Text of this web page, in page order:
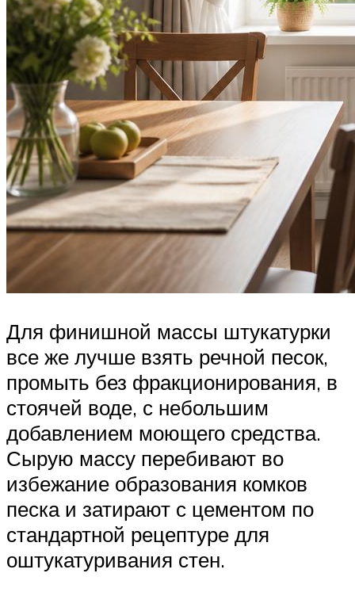
Для финишной массы штукатурки
все же лучше взять речной песок,
промыть без фракционирования, в
стоячей воде, с небольшим
добавлением моющего средства.
Сырую массу перебивают во
избежание образования комков
песка и затирают с цементом по
стандартной рецептуре для
оштукатуривания стен.